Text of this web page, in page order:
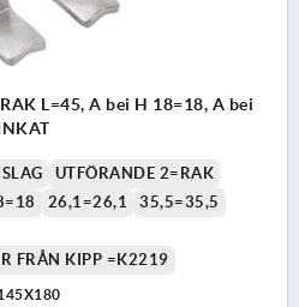
L=45, A bei H 18=18, A bei
UTFÖRANDE 2=RAK
26,1=26,1
35,5=35,5
FRÅN KIPP =K2219